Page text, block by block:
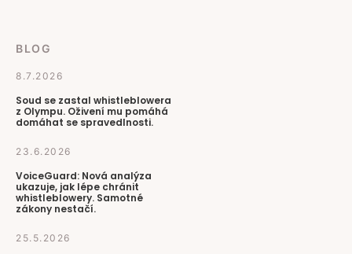
BLOG
8.7.2026
Soud se zastal whistleblowera
z Olympu. Oživení mu pomáhá
domáhat se spravedlnosti.
23.6.2026
VoiceGuard: Nová analýza
ukazuje, jak lépe chránit
whistleblowery. Samotné
zákony nestačí.
25.5.2026